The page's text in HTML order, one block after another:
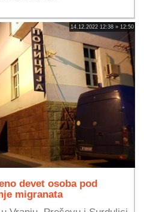
14.12.2022 12:38 » 12:50
devet osoba pod
migranata